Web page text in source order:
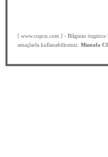
[ www.copcu.com ] - Bilginin özgürce
amaçlarla kullanabilirsiniz. Mustafa